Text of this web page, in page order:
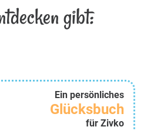
gibt:
Ein persönliches
Glücksbuch
für Zivko